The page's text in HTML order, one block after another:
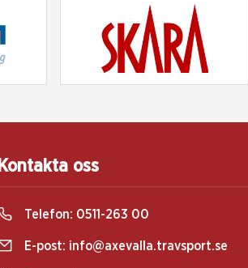
Kontakta oss
Telefon: 0511-263 00
E-post: info@axevalla.travsport.se